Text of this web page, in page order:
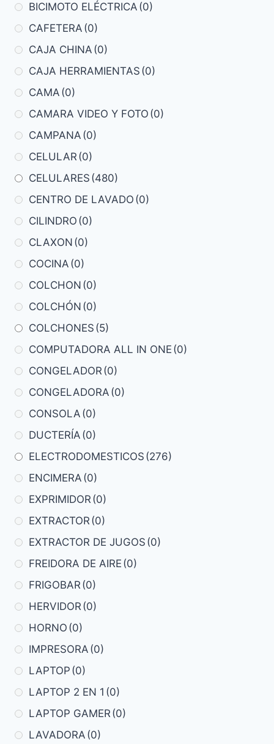
BICIMOTO ELÉCTRICA (0)
CAFETERA (0)
CAJA CHINA (0)
CAJA HERRAMIENTAS (0)
CAMA (0)
CAMARA VIDEO Y FOTO (0)
CAMPANA (0)
CELULAR(0)
CELULARES (480)
CENTRO DE LAVADO (0)
CILINDRO (0)
CLAXON (0)
COCINA (0)
COLCHON (0)
COLCHÓN (0)
COLCHONES (5)
COMPUTADORA ALL IN ONE (0)
CONGELADOR(0)
CONGELADORA (0)
CONSOLA (0)
DUCTERÍA (0)
ELECTRODOMESTICOS (276)
ENCIMERA (0)
EXPRIMIDOR(0)
EXTRACTOR(0)
EXTRACTOR DE JUGOS (0)
FREIDORA DE AIRE (0)
FRIGOBAR(0)
HERVIDOR(0)
HORNO (0)
IMPRESORA (0)
LAPTOP (0)
LAPTOP 2 EN 1 (0)
LAPTOP GAMER(0)
LAVADORA (0)